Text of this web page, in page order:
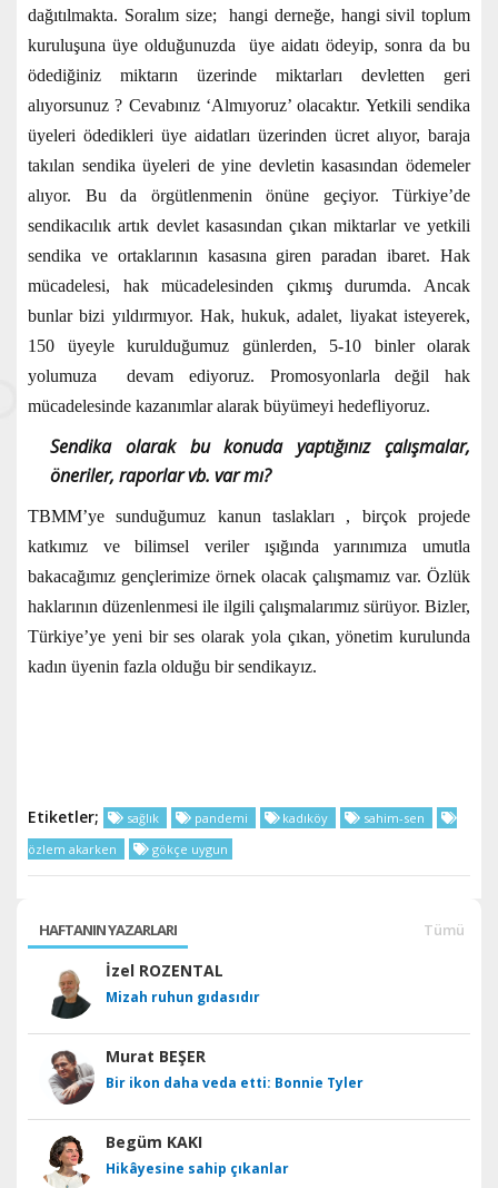
dağıtılmakta. Soralım size; hangi derneğe, hangi sivil toplum
kuruluşuna üye olduğunuzda üye aidatı ödeyip, sonra da bu
ödediğiniz miktarın üzerinde miktarları devletten geri
alıyorsunuz ? Cevabınız ‘Almıyoruz’ olacaktır. Yetkili sendika
üyeleri ödedikleri üye aidatları üzerinden ücret alıyor, baraja
takılan sendika üyeleri de yine devletin kasasından ödemeler
alıyor. Bu da örgütlenmenin önüne geçiyor. Türkiye’de
sendikacılık artık devlet kasasından çıkan miktarlar ve yetkili
sendika ve ortaklarının kasasına giren paradan ibaret. Hak
mücadelesi, hak mücadelesinden çıkmış durumda. Ancak
bunlar bizi yıldırmıyor. Hak, hukuk, adalet, liyakat isteyerek,
150 üyeyle kurulduğumuz günlerden, 5-10 binler olarak
yolumuza devam ediyoruz. Promosyonlarla değil hak
mücadelesinde kazanımlar alarak büyümeyi hedefliyoruz.
Sendika olarak bu konuda yaptığınız çalışmalar,
öneriler, raporlar vb. var mı?
TBMM’ye sunduğumuz kanun taslakları , birçok projede
katkımız ve bilimsel veriler ışığında yarınımıza umutla
bakacağımız gençlerimize örnek olacak çalışmamız var. Özlük
haklarının düzenlenmesi ile ilgili çalışmalarımız sürüyor. Bizler,
Türkiye’ye yeni bir ses olarak yola çıkan, yönetim kurulunda
kadın üyenin fazla olduğu bir sendikayız.
Etiketler; sağlık pandemi kadıköy
sahim-sen
özlem akarken
gökçe uygun
HAFTANIN YAZARLARI Tümü
İzel ROZENTAL
Mizah ruhun gıdasıdır
Murat BEŞER
Bir ikon daha veda etti: Bonnie Tyler
Begüm KAKI
Hikâyesine sahip çıkanlar